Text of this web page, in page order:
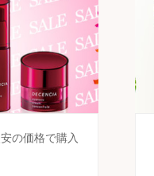
の価格で購入